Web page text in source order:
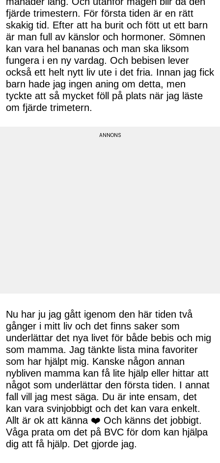
fjärde trimestern. För första tiden är en rätt
skakig tid. Efter att ha burit och fött ut ett barn
är man full av känslor och hormoner. Sömnen
kan vara hel bananas och man ska liksom
fungera i en ny vardag. Och bebisen lever
också ett helt nytt liv ute i det fria. Innan jag fick
barn hade jag ingen aning om detta, men
tyckte att så mycket föll på plats när jag läste
om fjärde trimetern.
Nu har ju jag gått igenom den här tiden två
gånger i mitt liv och det finns saker som
underlättar det nya livet för både bebis och mig
som mamma. Jag tänkte lista mina favoriter
som har hjälpt mig. Kanske någon annan
nybliven mamma kan få lite hjälp eller hittar att
något som underlättar den första tiden. I annat
fall vill jag mest säga. Du är inte ensam, det
kan vara svinjobbigt och det kan vara enkelt.
Allt är ok att känna ❤️ Och känns det jobbigt.
Våga prata om det på BVC för dom kan hjälpa
dig att få hjälp. Det gjorde jag.